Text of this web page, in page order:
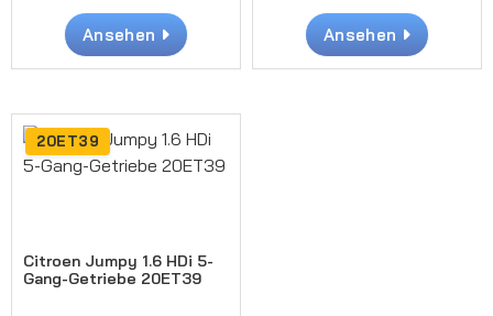
Ansehen Ansehen
20ET39
Citroen Jumpy 1.6 HDi 5-
Gang-Getriebe 20ET39